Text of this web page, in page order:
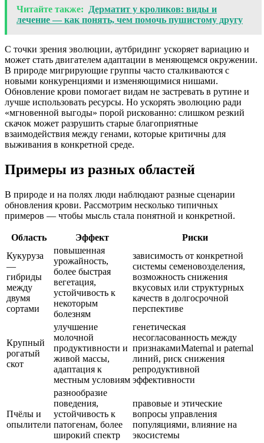
Читайте также:
Дерматит у кроликов: виды и
лечение — как понять, чем помочь пушистому другу
С точки зрения эволюции, аутбридинг ускоряет вариацию и
может стать двигателем адаптации в меняющемся окружении.
В природе мигрирующие группы часто сталкиваются с
новыми конкуренциями и изменяющимися нишами.
Обновление крови помогает видам не застревать в рутине и
лучше использовать ресурсы. Но ускорять эволюцию ради
«мгновенной выгоды» порой рискованно: слишком резкий
скачок может разрушить старые благоприятные
взаимодействия между генами, которые критичны для
выживания в конкретной среде.
Примеры из разных областей
В природе и на полях люди наблюдают разные сценарии
обновления крови. Рассмотрим несколько типичных
примеров — чтобы мысль стала понятной и конкретной.
Область Эффект
Риски
Кукуруза
—
гибриды
между
двумя
сортами
повышенная
урожайность,
более быстрая
вегетация,
устойчивость к
некоторым
болезням
зависимость от конкретной
системы семеновозделения,
возможность снижения
вкусовых или структурных
качеств в долгосрочной
перспективе
Крупный
рогатый
скот
улучшение
молочной
продуктивности и
живой массы,
адаптация к
местным условиям
генетическая
несогласованность между
признакамиMaternal и paternal
линий, риск снижения
репродуктивной
эффективности
Пчёлы и
опылители
разнообразие
поведения,
устойчивость к
патогенам, более
широкий спектр
правовые и этические
вопросы управления
популяциями, влияние на
экосистемы